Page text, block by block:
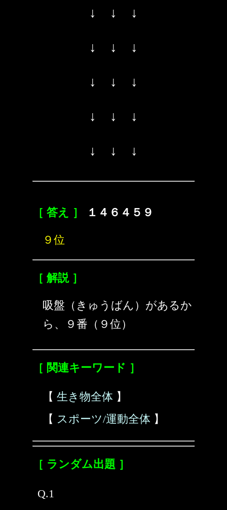
↓ ↓ ↓
↓ ↓ ↓
↓ ↓ ↓
↓ ↓ ↓
↓ ↓ ↓
［ 答え ］ １４６４５９
９位
［ 解説 ］
吸盤（きゅうばん）があるか
ら、９番（９位）
［ 関連キーワード ］
【 生き物全体 】
【 スポーツ/運動全体 】
［ ランダム出題 ］
Q.1